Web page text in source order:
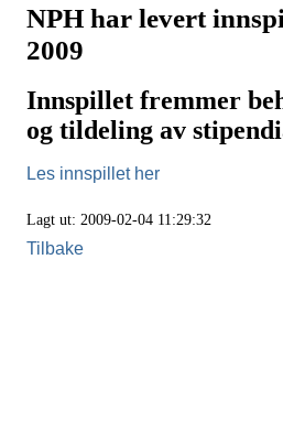
NPH har levert
2009
Innspillet fremmer
og tildeling av
Les innspillet her
Lagt ut: 2009-02-04 11:29:32
Tilbake